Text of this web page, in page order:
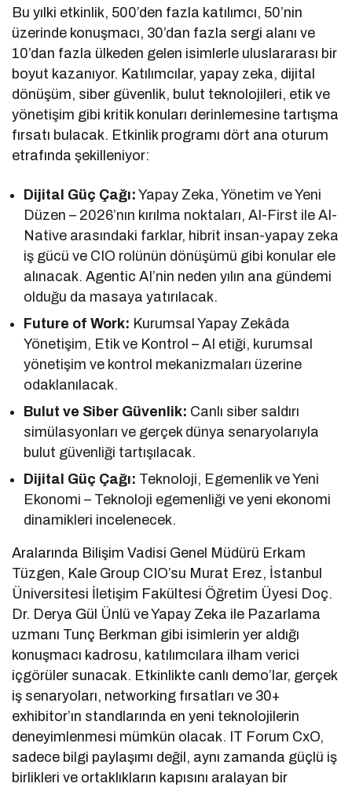
Bu yılki etkinlik, 500’den fazla katılımcı, 50’nin
üzerinde konuşmacı, 30’dan fazla sergi alanı ve
10’dan fazla ülkeden gelen isimlerle uluslararası bir
boyut kazanıyor. Katılımcılar, yapay zeka, dijital
dönüşüm, siber güvenlik, bulut teknolojileri, etik ve
yönetişim gibi kritik konuları derinlemesine tartışma
fırsatı bulacak. Etkinlik programı dört ana oturum
etrafında şekilleniyor:
Dijital Güç Çağı: Yapay Zeka, Yönetim ve Yeni
Düzen – 2026’nın kırılma noktaları, AI-First ile AI-
Native arasındaki farklar, hibrit insan-yapay zeka
iş gücü ve CIO rolünün dönüşümü gibi konular ele
alınacak. Agentic AI’nin neden yılın ana gündemi
olduğu da masaya yatırılacak.
Future of Work: Kurumsal Yapay Zekâda
Yönetişim, Etik ve Kontrol – AI etiği, kurumsal
yönetişim ve kontrol mekanizmaları üzerine
odaklanılacak.
Bulut ve Siber Güvenlik: Canlı siber saldırı
simülasyonları ve gerçek dünya senaryolarıyla
bulut güvenliği tartışılacak.
Dijital Güç Çağı: Teknoloji, Egemenlik ve Yeni
Ekonomi – Teknoloji egemenliği ve yeni ekonomi
dinamikleri incelenecek.
Aralarında Bilişim Vadisi Genel Müdürü Erkam
Tüzgen, Kale Group CIO’su Murat Erez, İstanbul
Üniversitesi İletişim Fakültesi Öğretim Üyesi Doç.
Dr. Derya Gül Ünlü ve Yapay Zeka ile Pazarlama
uzmanı Tunç Berkman gibi isimlerin yer aldığı
konuşmacı kadrosu, katılımcılara ilham verici
içgörüler sunacak. Etkinlikte canlı demo’lar, gerçek
iş senaryoları, networking fırsatları ve 30+
exhibitor’ın standlarında en yeni teknolojilerin
deneyimlenmesi mümkün olacak. IT Forum CxO,
sadece bilgi paylaşımı değil, aynı zamanda güçlü iş
birlikleri ve ortaklıkların kapısını aralayan bir